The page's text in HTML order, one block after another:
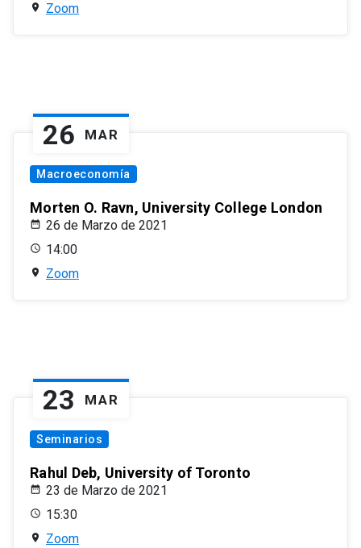
Zoom
26 MAR
Macroeconomía
Morten O. Ravn, University College London
26 de Marzo de 2021
14:00
Zoom
23 MAR
Seminarios
Rahul Deb, University of Toronto
23 de Marzo de 2021
15:30
Zoom